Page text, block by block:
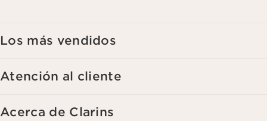
aparece en cada newsletter que reciba. Para más información
sobre la gestión de sus datos y sus derechos, consulte nuestra
Los más vendidos
Atención al cliente
Acerca de Clarins